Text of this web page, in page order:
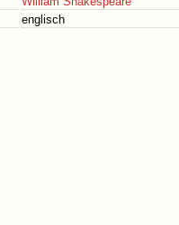
englisch